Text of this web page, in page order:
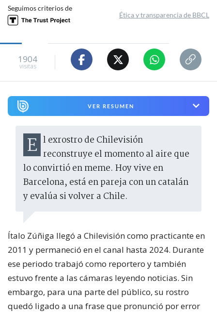
Seguimos criterios de
Ética y transparencia de BBCL
1904
visitas
VER RESUMEN
El exrostro de Chilevisión reconstruye el momento al aire que
lo convirtió en meme. Hoy vive en
Barcelona, está en pareja con un catalán
y evalúa si volver a Chile.
Ítalo Zúñiga llegó a Chilevisión como practicante en
2011 y permaneció en el canal hasta 2024. Durante
ese periodo trabajó como reportero y también
estuvo frente a las cámaras leyendo noticias. Sin
embargo, para una parte del público, su rostro
quedó ligado a una frase que pronunció por error